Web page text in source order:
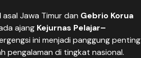
asal Jawa Timur dan Gebrio Korua
ajang Kejurnas Pelajar–
ini menjadi panggung penting
pengalaman di tingkat nasional.